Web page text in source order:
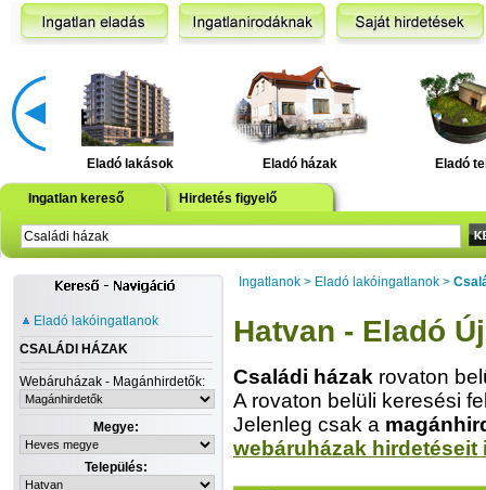
Eladó lakások Eladó házak Eladó
Ingatlan kereső Hirdetés figyelő
Eladó lakóingatlanok
CSALÁDI HÁZAK
Webáruházak - Magánhirdetők:
Megye:
Település:
Ingatlanok > Eladó lakóingatlanok >
Hatvan - Eladó
Családi házak rovaton
A rovaton belüli keresési
Jelenleg csak a
webáruházak hirdetéseit